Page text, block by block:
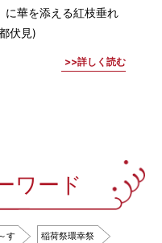
に華を添える紅枝垂れ
伏見)
詳しく読む
ワード
す 稲荷祭環幸祭